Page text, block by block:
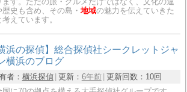
歴史も含め、その島・地域の魅力を伝えていきた
考えています。
浜の探偵】総合探偵社シークレットジャ
横浜のブログ
者： 横浜探偵 更新： 6年前 更新回数： 10回